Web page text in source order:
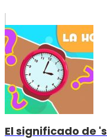
El significado de